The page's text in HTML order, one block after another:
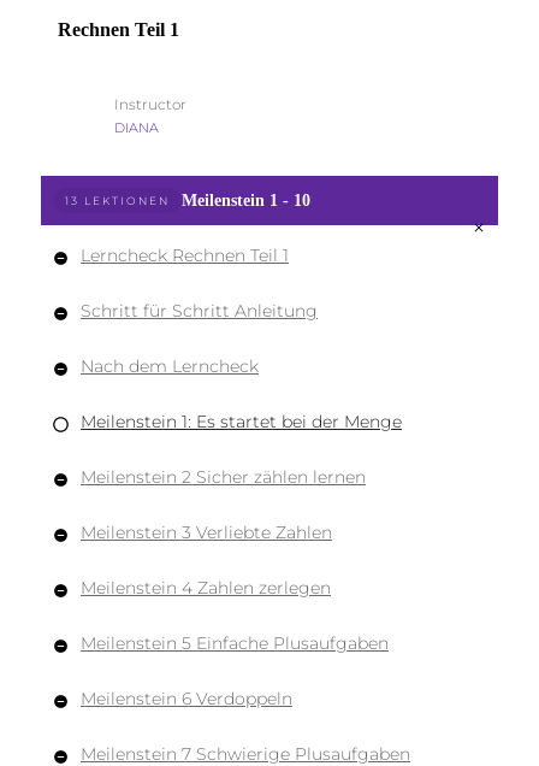
Rechnen Teil 1
Instructor
DIANA
13 LEKTIONEN Meilenstein 1 - 10
Lerncheck Rechnen Teil 1
Schritt für Schritt Anleitung
Nach dem Lerncheck
Meilenstein 1: Es startet bei der Menge
Meilenstein 2 Sicher zählen lernen
Meilenstein 3 Verliebte Zahlen
Meilenstein 4 Zahlen zerlegen
Meilenstein 5 Einfache Plusaufgaben
Meilenstein 6 Verdoppeln
Meilenstein 7 Schwierige Plusaufgaben